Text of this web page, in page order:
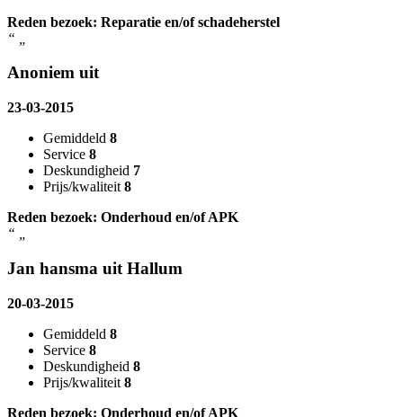
Reden bezoek: Reparatie en/of schadeherstel
“
Anoniem uit
23-03-2015
Gemiddeld 8
Service 8
Deskundigheid 7
Prijs/kwaliteit 8
Reden bezoek: Onderhoud en/of APK
“
Jan hansma uit Hallum
20-03-2015
Gemiddeld 8
Service 8
Deskundigheid 8
Prijs/kwaliteit 8
Reden bezoek: Onderhoud en/of APK